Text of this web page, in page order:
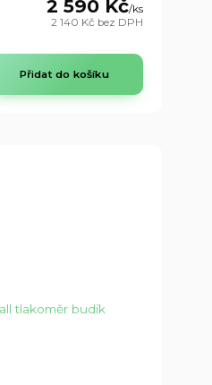
2 590 Kč/ks
2 140 Kč bez DPH
Přidat do košíku